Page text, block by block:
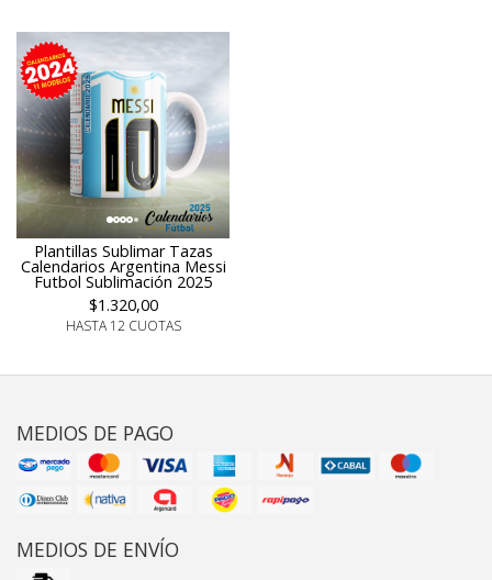
Plantillas Sublimar Tazas
Calendarios Argentina Messi
Futbol Sublimación 2025
$1.320,00
HASTA 12 CUOTAS
MEDIOS DE PAGO
MEDIOS DE ENVÍO